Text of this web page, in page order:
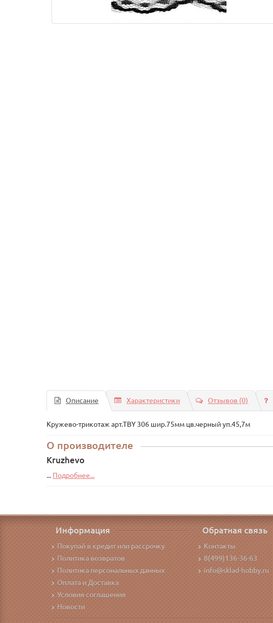
Описание Характеристики Отзывов (0)
Кружево-трикотаж арт.TBY 306 шир.75мм цв.черный уп.45,7м
О производителе
Kruzhevo
... Подробнее...
Информация
Покупай в кредит или рассрочку
Политика возвратов
Политика персональных данных
Оплата и Доставка
Условия соглашения
Новости
Обратная связь
Контакты
8(499)136-36-63
info@sklad-hobby.ru